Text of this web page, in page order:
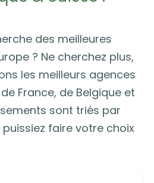
des meilleures
? Ne cherchez plus,
les meilleurs agences
France, de Belgique et
sont triés par
faire votre choix